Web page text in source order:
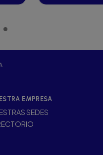
EMPRESA
SEDES